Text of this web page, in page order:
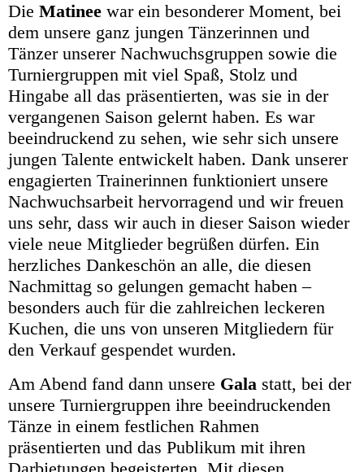
Die Matinee war ein besonderer Moment, bei
dem unsere ganz jungen Tänzerinnen und
Tänzer unserer Nachwuchsgruppen sowie die
Turniergruppen mit viel Spaß, Stolz und
Hingabe all das präsentierten, was sie in der
vergangenen Saison gelernt haben. Es war
beeindruckend zu sehen, wie sehr sich unsere
jungen Talente entwickelt haben. Dank unserer
engagierten Trainerinnen funktioniert unsere
Nachwuchsarbeit hervorragend und wir freuen
uns sehr, dass wir auch in dieser Saison wieder
viele neue Mitglieder begrüßen dürfen. Ein
herzliches Dankeschön an alle, die diesen
Nachmittag so gelungen gemacht haben –
besonders auch für die zahlreichen leckeren
Kuchen, die uns von unseren Mitgliedern für
den Verkauf gespendet wurden.
Am Abend fand dann unsere Gala statt, bei der
unsere Turniergruppen ihre beeindruckenden
Tänze in einem festlichen Rahmen
präsentierten und das Publikum mit ihren